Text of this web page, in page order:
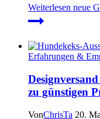
Weiterlesen neue
Erfahrungen &
zu günstigen
VonChrisTa 20.